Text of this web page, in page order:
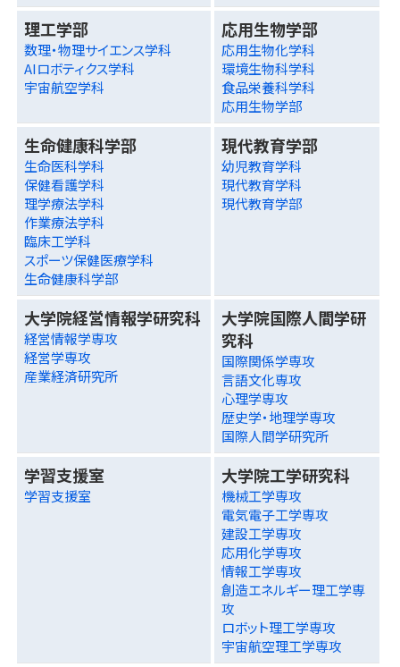
理工学部
数理・物理サイエンス学科
AIロボティクス学科
宇宙航空学科
応用生物学部
応用生物化学科
環境生物科学科
食品栄養科学科
応用生物学部
生命健康科学部
生命医科学科
保健看護学科
理学療法学科
作業療法学科
臨床工学科
スポーツ保健医療学科
生命健康科学部
現代教育学部
幼児教育学科
現代教育学科
現代教育学部
大学院経営情報学研究科
経営情報学専攻
経営学専攻
産業経済研究所
大学院国際人間学研
究科
国際関係学専攻
言語文化専攻
心理学専攻
歴史学・地理学専攻
国際人間学研究所
学習支援室
学習支援室
大学院工学研究科
機械工学専攻
電気電子工学専攻
建設工学専攻
応用化学専攻
情報工学専攻
創造エネルギー理工学専
攻
ロボット理工学専攻
宇宙航空理工学専攻